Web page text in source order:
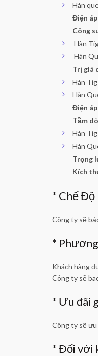
Hàn
Điện
Công
Hàn
Hàn
Trị giá
Hàn
Hàn
Điện
Tầm
Hàn
Hàn
Trọng
Kích
* Chế Độ
Công ty sẽ
*
Khách hàng
Công ty sẽ
* Ưu đãi
Công ty sẽ ưu
* Đối với